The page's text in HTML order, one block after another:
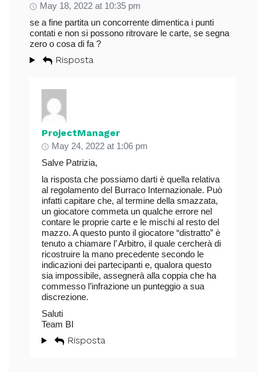
May 18, 2022 at 10:35 pm
se a fine partita un concorrente dimentica i punti
contati e non si possono ritrovare le carte, se segna
zero o cosa di fa ?
Risposta
ProjectManager
May 24, 2022 at 1:06 pm
Salve Patrizia,
la risposta che possiamo darti è quella relativa
al regolamento del Burraco Internazionale. Può
infatti capitare che, al termine della smazzata,
un giocatore commeta un qualche errore nel
contare le proprie carte e le mischi al resto del
mazzo. A questo punto il giocatore “distratto” è
tenuto a chiamare l’ Arbitro, il quale cercherà di
ricostruire la mano precedente secondo le
indicazioni dei partecipanti e, qualora questo
sia impossibile, assegnerà alla coppia che ha
commesso l’infrazione un punteggio a sua
discrezione.
Saluti
Team BI
Risposta